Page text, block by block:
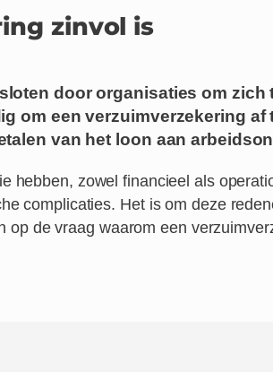
zinvol is
door organi­saties om
om een verzuimverzekering
van het loon aan
hebben, zowel financieel als
complicaties. Het is om deze
op devraag waarom een